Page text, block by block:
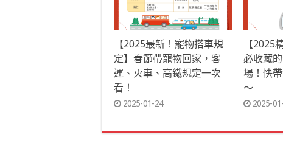
【2025最新！寵物搭車規
定】春節帶寵物回家，客
運、火車、高鐵規定一次
看！
2025-01-24
【2025
必收藏
場！快
～
2025-